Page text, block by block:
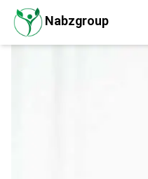
Nabzgroup